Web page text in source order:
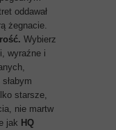
oddawał
żegnacie.
Wybierz
wyraźne i
starsze,
nie martw
jak HQ